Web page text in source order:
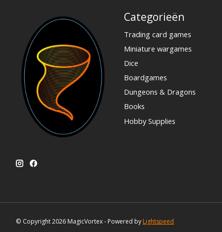
Categorieën
Trading card games
Miniature wargames
Dice
Boardgames
Dungeons & Dragons
Books
Hobby Supplies
© Copyright 2026 MagicVortex - Powered by Lightspeed